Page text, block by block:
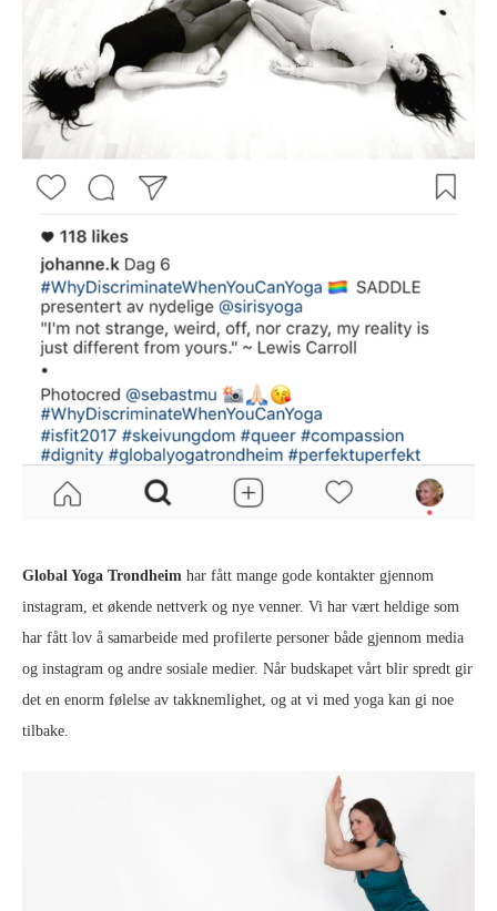
Global Yoga Trondheim har fått mange gode kontakter gjennom
instagram, et økende nettverk og nye venner. Vi har vært heldige som
har fått lov å samarbeide med profilerte personer både gjennom media
og instagram og andre sosiale medier. Når budskapet vårt blir spredt gir
det en enorm følelse av takknemlighet, og at vi med yoga kan gi noe
tilbake.